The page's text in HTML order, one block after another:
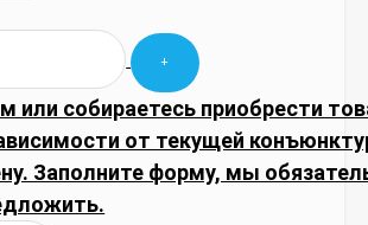
или собираетесь приобрести
от текущей
Заполните форму, мы